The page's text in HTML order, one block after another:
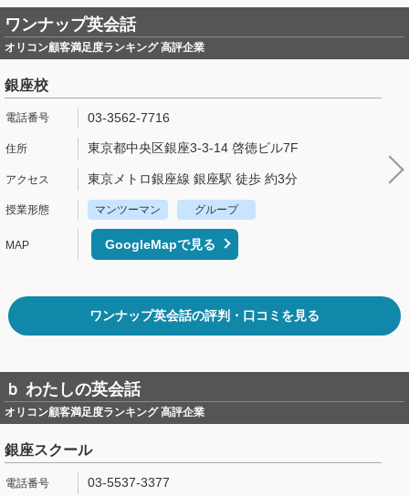
ワンナップ英会話
オリコン顧客満足度ランキング 高評企業
銀座校
03-3562-7716
東京都中央区銀座3-3-14 啓徳ビル7F
東京メトロ銀座線 銀座駅 徒歩 約3分
マンツーマン グループ
GoogleMapで見る
ワンナップ英会話の評判・口コミを見る
ｂ わたしの英会話
オリコン顧客満足度ランキング 高評企業
銀座スクール
03-5537-3377